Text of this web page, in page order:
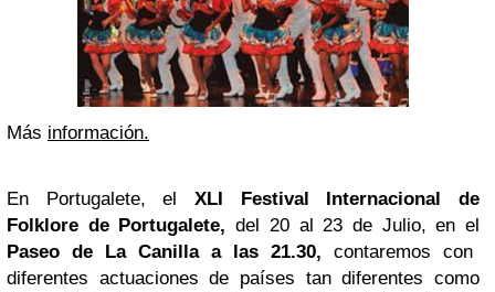
Más información.
En Portugalete, el XLI Festival Internacional de
Folklore de Portugalete,del 20 al 23 de Julio, en el
Paseo de La Canilla a las 21.30, contaremos con
diferentes actuaciones de países tan diferentes como